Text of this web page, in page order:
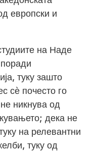
европски и
на Наде
туку зашто
сѐ почесто го
никнува од
дека не
на релевантни
туку од